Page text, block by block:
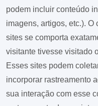
podem incluir conteúdo
imagens, artigos, etc.).
sites se comporta
visitante tivesse visitado
Esses sites podem
incorporar rastreamento
sua interação com esse